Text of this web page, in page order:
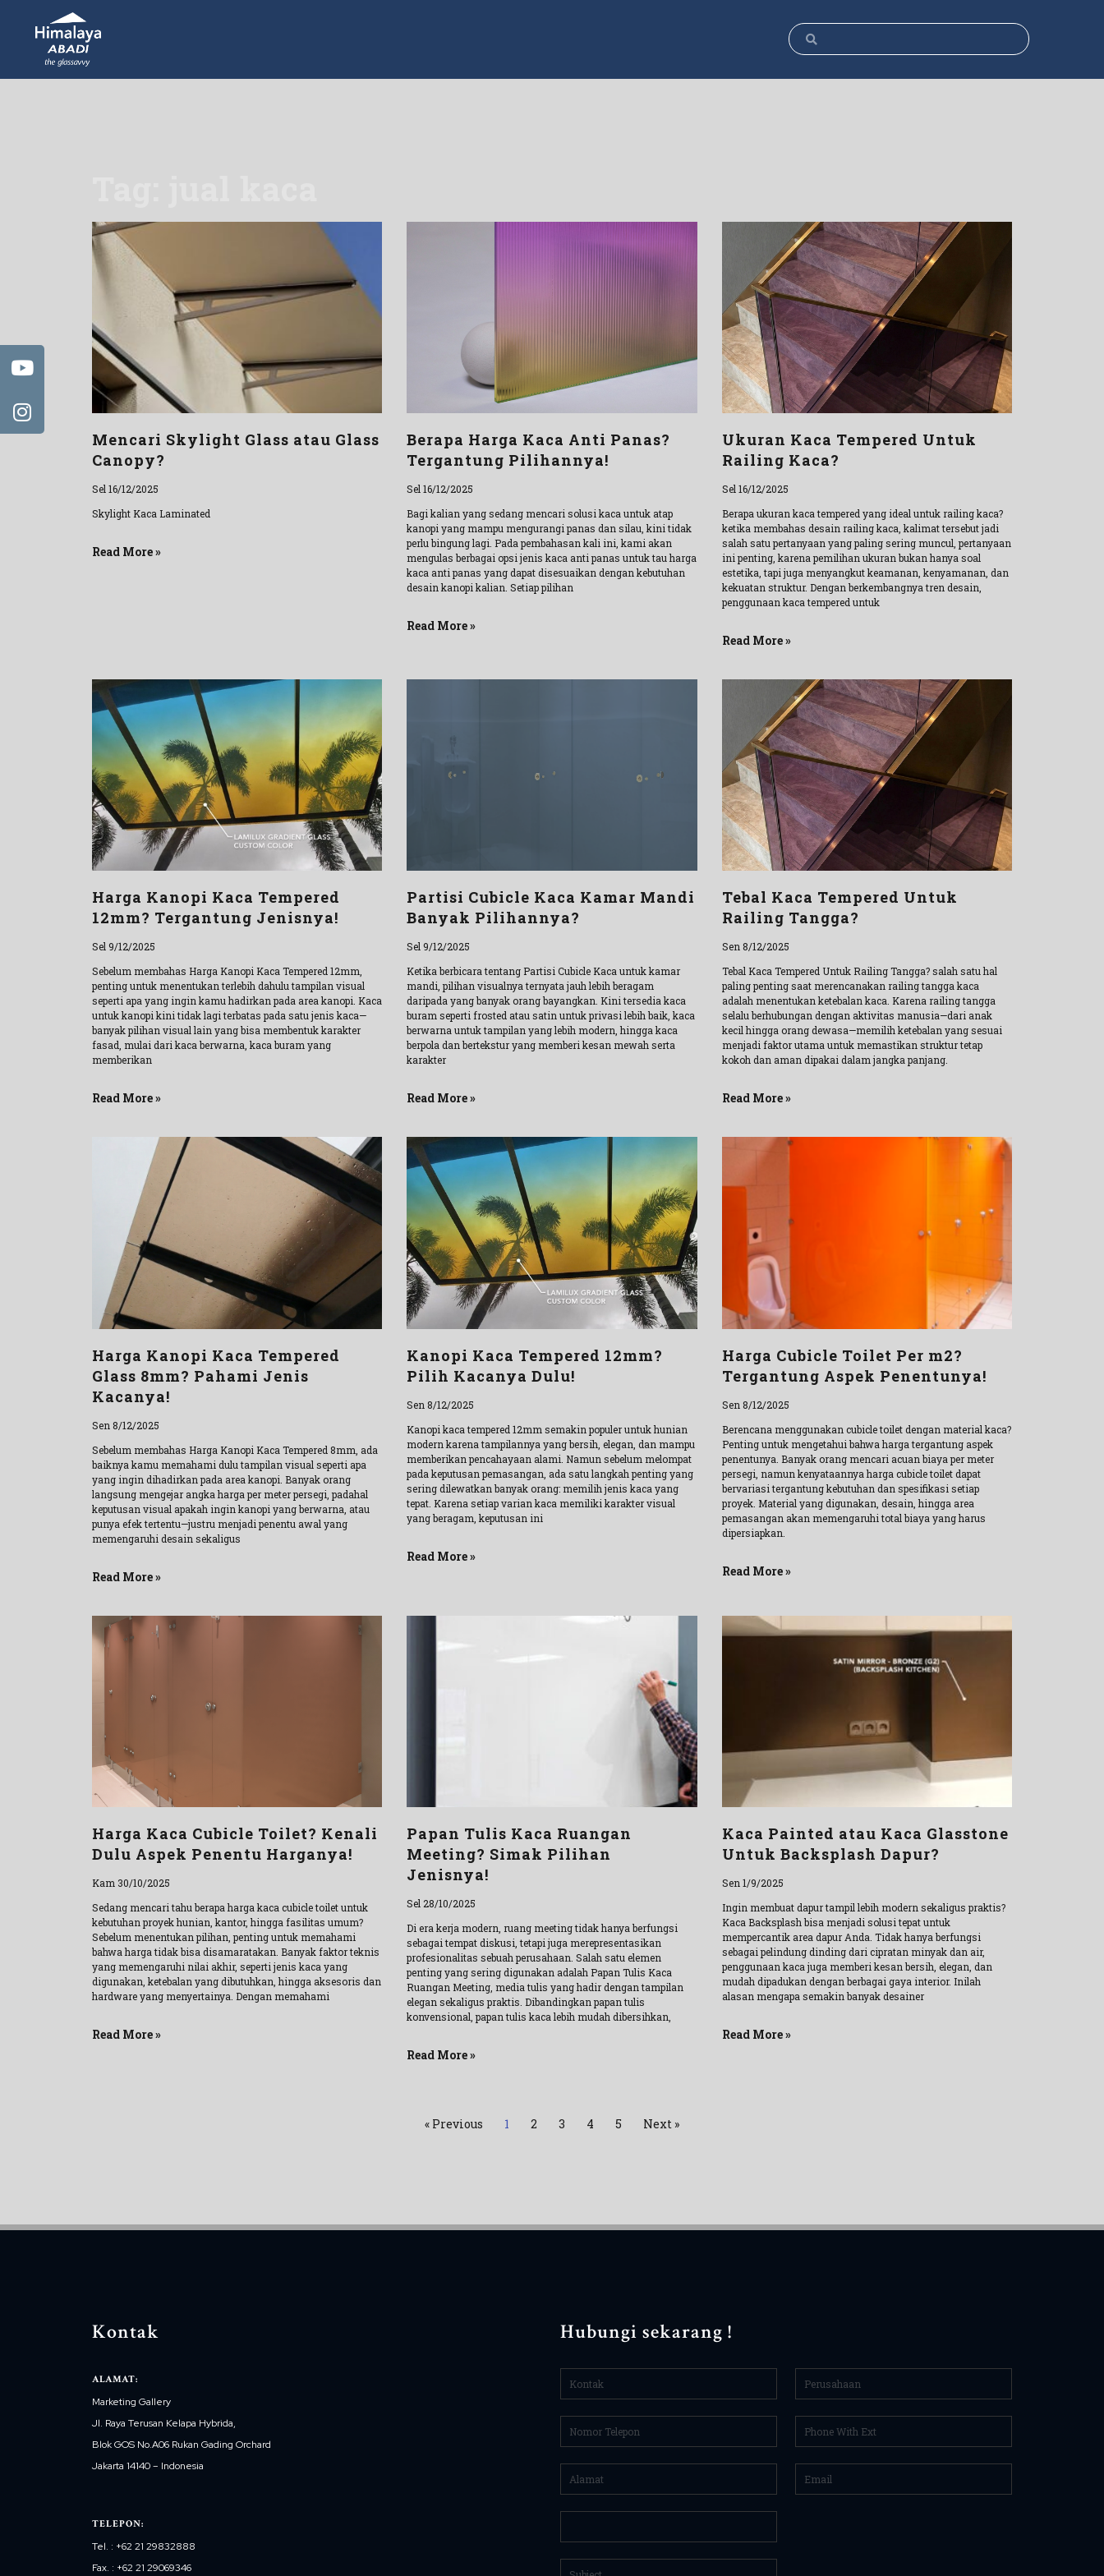
Mencari Skylight Glass atau Glass
Canopy?
Sel 16/12/2025
Skylight Kaca Laminated
Read More »
Berapa Harga Kaca Anti Panas?
Tergantung Pilihannya!
Sel 16/12/2025
Bagi kalian yang sedang mencari solusi kaca untuk atap
kanopi yang mampu mengurangi panas dan silau, kini tidak
perlu bingung lagi. Pada pembahasan kali ini, kami akan
mengulas berbagai opsi jenis kaca anti panas untuk tau harga
kaca anti panas yang dapat disesuaikan dengan kebutuhan
desain kanopi kalian. Setiap pilihan
Read More »
Ukuran Kaca Tempered Untuk
Railing Kaca?
Sel 16/12/2025
Berapa ukuran kaca tempered yang ideal untuk railing kaca?
ketika membahas desain railing kaca, kalimat tersebut jadi
salah satu pertanyaan yang paling sering muncul, pertanyaan
ini penting, karena pemilihan ukuran bukan hanya soal
estetika, tapi juga menyangkut keamanan, kenyamanan, dan
kekuatan struktur. Dengan berkembangnya tren desain,
penggunaan kaca tempered untuk
Read More »
Harga Kanopi Kaca Tempered
12mm? Tergantung Jenisnya!
Sel 9/12/2025
Sebelum membahas Harga Kanopi Kaca Tempered 12mm,
penting untuk menentukan terlebih dahulu tampilan visual
seperti apa yang ingin kamu hadirkan pada area kanopi. Kaca
untuk kanopi kini tidak lagi terbatas pada satu jenis kaca—
banyak pilihan visual lain yang bisa membentuk karakter
fasad, mulai dari kaca berwarna, kaca buram yang
memberikan
Read More »
Partisi Cubicle Kaca Kamar Mandi
Banyak Pilihannya?
Sel 9/12/2025
Ketika berbicara tentang Partisi Cubicle Kaca untuk kamar
mandi, pilihan visualnya ternyata jauh lebih beragam
daripada yang banyak orang bayangkan. Kini tersedia kaca
buram seperti frosted atau satin untuk privasi lebih baik, kaca
berwarna untuk tampilan yang lebih modern, hingga kaca
berpola dan bertekstur yang memberi kesan mewah serta
karakter
Read More »
Tebal Kaca Tempered Untuk
Railing Tangga?
Sen 8/12/2025
Tebal Kaca Tempered Untuk Railing Tangga? salah satu hal
paling penting saat merencanakan railing tangga kaca
adalah menentukan ketebalan kaca. Karena railing tangga
selalu berhubungan dengan aktivitas manusia—dari anak
kecil hingga orang dewasa—memilih ketebalan yang sesuai
menjadi faktor utama untuk memastikan struktur tetap
kokoh dan aman dipakai dalam jangka panjang.
Read More »
Harga Kanopi Kaca Tempered
Glass 8mm? Pahami Jenis
Kacanya!
Sen 8/12/2025
Sebelum membahas Harga Kanopi Kaca Tempered 8mm, ada
baiknya kamu memahami dulu tampilan visual seperti apa
yang ingin dihadirkan pada area kanopi. Banyak orang
langsung mengejar angka harga per meter persegi, padahal
keputusan visual apakah ingin kanopi yang berwarna, atau
punya efek tertentu—justru menjadi penentu awal yang
memengaruhi desain sekaligus
Read More »
Kanopi Kaca Tempered 12mm?
Pilih Kacanya Dulu!
Sen 8/12/2025
Kanopi kaca tempered 12mm semakin populer untuk hunian
modern karena tampilannya yang bersih, elegan, dan mampu
memberikan pencahayaan alami. Namun sebelum melompat
pada keputusan pemasangan, ada satu langkah penting yang
sering dilewatkan banyak orang: memilih jenis kaca yang
tepat. Karena setiap varian kaca memiliki karakter visual
yang beragam, keputusan ini
Read More »
Harga Cubicle Toilet Per m2?
Tergantung Aspek Penentunya!
Sen 8/12/2025
Berencana menggunakan cubicle toilet dengan material kaca?
Penting untuk mengetahui bahwa harga tergantung aspek
penentunya. Banyak orang mencari acuan biaya per meter
persegi, namun kenyataannya harga cubicle toilet dapat
bervariasi tergantung kebutuhan dan spesifikasi setiap
proyek. Material yang digunakan, desain, hingga area
pemasangan akan memengaruhi total biaya yang harus
dipersiapkan.
Read More »
Harga Kaca Cubicle Toilet? Kenali
Dulu Aspek Penentu Harganya!
Kam 30/10/2025
Sedang mencari tahu berapa harga kaca cubicle toilet untuk
kebutuhan proyek hunian, kantor, hingga fasilitas umum?
Sebelum menentukan pilihan, penting untuk memahami
bahwa harga tidak bisa disamaratakan. Banyak faktor teknis
yang memengaruhi nilai akhir, seperti jenis kaca yang
digunakan, ketebalan yang dibutuhkan, hingga aksesoris dan
hardware yang menyertainya. Dengan memahami
Read More »
Papan Tulis Kaca Ruangan
Meeting? Simak Pilihan
Jenisnya!
Sel 28/10/2025
Di era kerja modern, ruang meeting tidak hanya berfungsi
sebagai tempat diskusi, tetapi juga merepresentasikan
profesionalitas sebuah perusahaan. Salah satu elemen
penting yang sering digunakan adalah Papan Tulis Kaca
Ruangan Meeting, media tulis yang hadir dengan tampilan
elegan sekaligus praktis. Dibandingkan papan tulis
konvensional, papan tulis kaca lebih mudah dibersihkan,
Read More »
Kaca Painted atau Kaca Glasstone
Untuk Backsplash Dapur?
Sen 1/9/2025
Ingin membuat dapur tampil lebih modern sekaligus praktis?
Kaca Backsplash bisa menjadi solusi tepat untuk
mempercantik area dapur Anda. Tidak hanya berfungsi
sebagai pelindung dinding dari cipratan minyak dan air,
penggunaan kaca juga memberi kesan bersih, elegan, dan
mudah dipadukan dengan berbagai gaya interior. Inilah
alasan mengapa semakin banyak desainer
Read More »
« Previous 1 2 3 4 5 Next »
Kontak
ALAMAT:
Marketing Gallery
Jl. Raya Terusan Kelapa Hybrida,
Blok GOS No.A06 Rukan Gading Orchard
Jakarta 14140 – Indonesia
TELEPON:
Tel. : +62 21 29832888
Fax. : +62 21 29069346
Hubungi sekarang !